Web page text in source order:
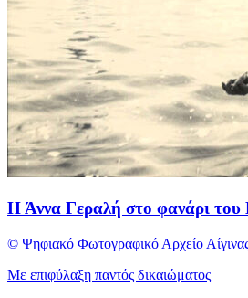
Η Άννα Γεραλή στο φανάρι
© Ψηφιακό Φωτογραφικό Αρχείο
Με επιφύλαξη παντός δικαιώματος